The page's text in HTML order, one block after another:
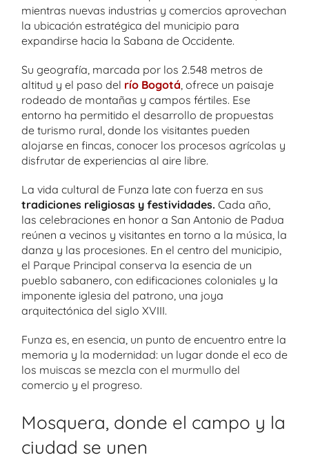
mientras nuevas industrias y comercios aprovechan
la ubicación estratégica del municipio para
expandirse hacia la Sabana de Occidente.
Su geografía, marcada por los 2.548 metros de
altitud y el paso del río Bogotá, ofrece un paisaje
rodeado de montañas y campos fértiles. Ese
entorno ha permitido el desarrollo de propuestas
de turismo rural, donde los visitantes pueden
alojarse en fincas, conocer los procesos agrícolas y
disfrutar de experiencias al aire libre.
La vida cultural de Funza late con fuerza en sus
tradiciones religiosas y festividades. Cada año,
las celebraciones en honor a San Antonio de Padua
reúnen a vecinos y visitantes en torno a la música, la
danza y las procesiones. En el centro del municipio,
el Parque Principal conserva la esencia de un
pueblo sabanero, con edificaciones coloniales y la
imponente iglesia del patrono, una joya
arquitectónica del siglo XVIII.
Funza es, en esencia, un punto de encuentro entre la
memoria y la modernidad: un lugar donde el eco de
los muiscas se mezcla con el murmullo del
comercio y el progreso.
Mosquera, donde el campo y la
ciudad se unen